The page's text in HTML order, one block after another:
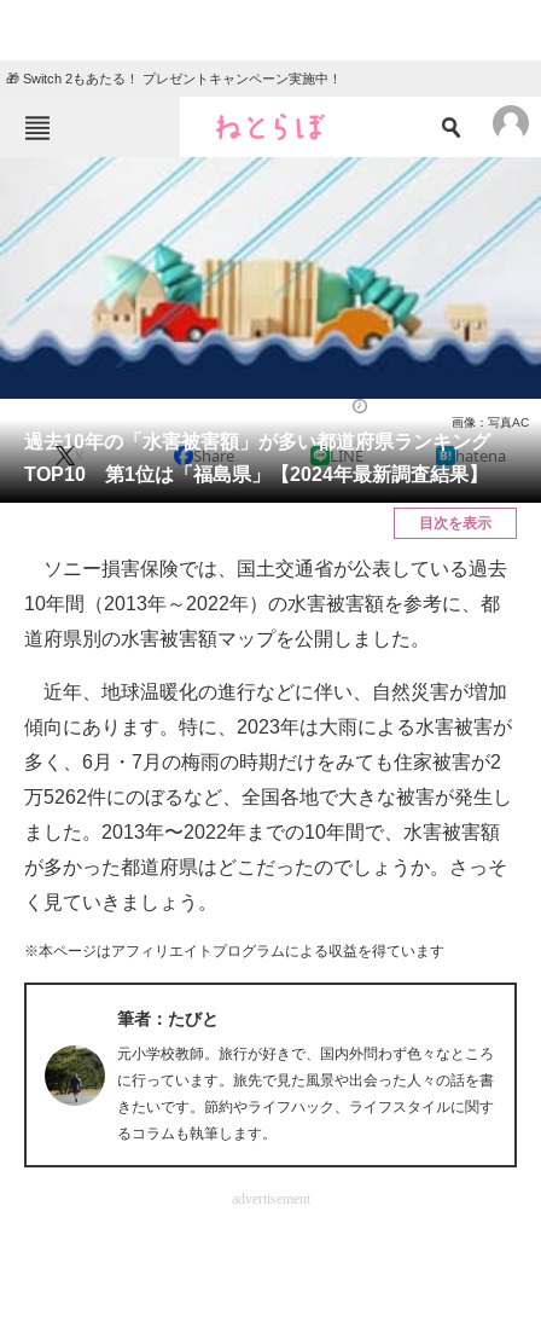
🎁 Switch 2もあたる！ プレゼントキャンペーン実施中！
ねとらぼメニュー
ニュース
エンタメ クイズ
グルメ 地域
住まい 教育・育児
会員記事
メディア
ITの今と未来を見通す
スマホと通信の最新トレンド
進化するPCとデバイスの未来
ビジネスと働き方のヒント
企業ITのトレンドを詳説
経営リーダーのコミュニティ
マーケ×ITの今がよく分かる
ITエンジニア向け専門サイト
企業向けIT製品の総合サイト
IT製品の技術・比較・事例
過去10年の「水害被害額」が多い都道府県ランキング
TOP10 第1位は「福島県」【2024年最新調査結果】
画像：写真AC
X Share LINE hatena
目次を表示
ソニー損害保険では、国土交通省が公表している過去
10年間（2013年～2022年）の水害被害額を参考に、都
道府県別の水害被害額マップを公開しました。
近年、地球温暖化の進行などに伴い、自然災害が増加
傾向にあります。特に、2023年は大雨による水害被害が
多く、6月・7月の梅雨の時期だけをみても住家被害が2
万5262件にのぼるなど、全国各地で大きな被害が発生し
ました。2013年〜2022年までの10年間で、水害被害額
が多かった都道府県はどこだったのでしょうか。さっそ
く見ていきましょう。
※本ページはアフィリエイトプログラムによる収益を得ています
筆者：たびと
元小学校教師。旅行が好きで、国内外問わず色々なところ
に行っています。旅先で見た風景や出会った人々の話を書
きたいです。節約やライフハック、ライフスタイルに関す
るコラムも執筆します。
advertisement